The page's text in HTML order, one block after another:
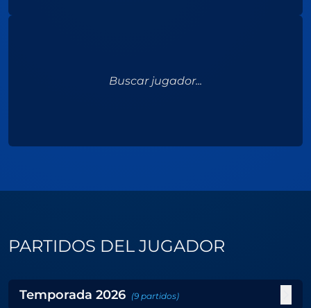
Buscar jugador...
PARTIDOS DEL JUGADOR
Temporada 2026 (9 partidos)